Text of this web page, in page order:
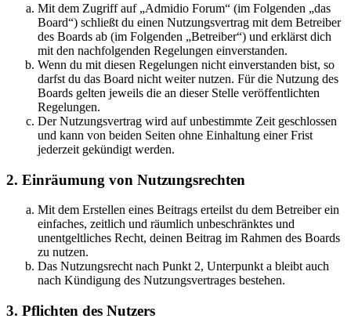
Mit dem Zugriff auf „Admidio Forum“ (im Folgenden „das
Board“) schließt du einen Nutzungsvertrag mit dem Betreiber
des Boards ab (im Folgenden „Betreiber“) und erklärst dich
mit den nachfolgenden Regelungen einverstanden.
Wenn du mit diesen Regelungen nicht einverstanden bist, so
darfst du das Board nicht weiter nutzen. Für die Nutzung des
Boards gelten jeweils die an dieser Stelle veröffentlichten
Regelungen.
Der Nutzungsvertrag wird auf unbestimmte Zeit geschlossen
und kann von beiden Seiten ohne Einhaltung einer Frist
jederzeit gekündigt werden.
2. Einräumung von Nutzungsrechten
Mit dem Erstellen eines Beitrags erteilst du dem Betreiber ein
einfaches, zeitlich und räumlich unbeschränktes und
unentgeltliches Recht, deinen Beitrag im Rahmen des Boards
zu nutzen.
Das Nutzungsrecht nach Punkt 2, Unterpunkt a bleibt auch
nach Kündigung des Nutzungsvertrages bestehen.
3. Pflichten des Nutzers